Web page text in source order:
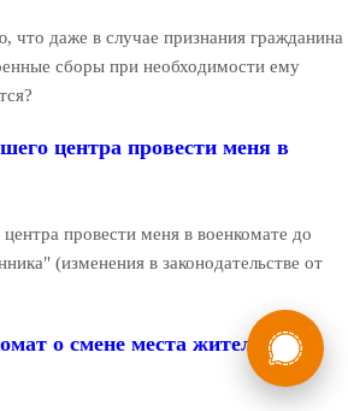
что даже в случае признания гражданина
сборы при необходимости ему
центра провести меня в
провести меня в военкомате до
(изменения в законодательстве от
о смене места жительства,